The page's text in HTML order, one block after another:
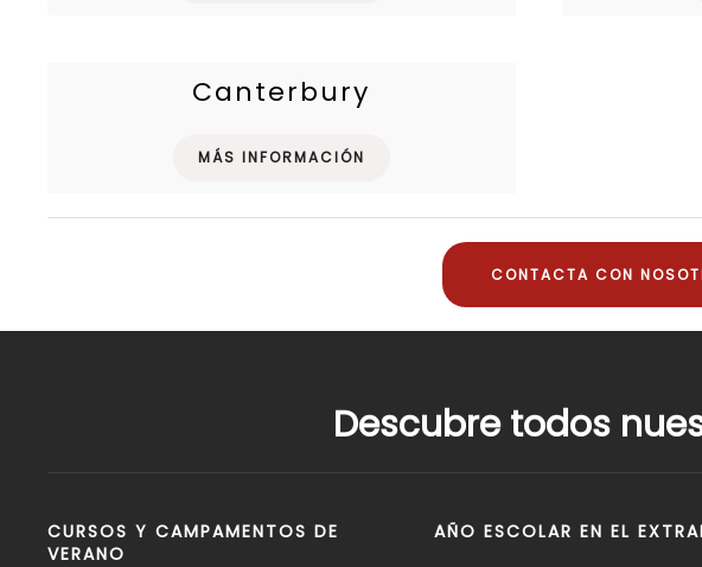
Canterbury
MÁS INFORMACIÓN
CONTACTA CON
Descubre todos
CURSOS Y CAMPAMENTOS DE
VERANO
AÑO ESCOLAR EN EL